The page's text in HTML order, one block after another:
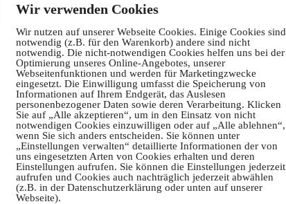
Wir verwenden Cookies
Wir nutzen auf unserer Webseite Cookies. Einige Cookies sind
notwendig (z.B. für den Warenkorb) andere sind nicht
notwendig. Die nicht-notwendigen Cookies helfen uns bei der
Optimierung unseres Online-Angebotes, unserer
Webseitenfunktionen und werden für Marketingzwecke
eingesetzt. Die Einwilligung umfasst die Speicherung von
Informationen auf Ihrem Endgerät, das Auslesen
personenbezogener Daten sowie deren Verarbeitung. Klicken
Sie auf „Alle akzeptieren“, um in den Einsatz von nicht
notwendigen Cookies einzuwilligen oder auf „Alle ablehnen“,
wenn Sie sich anders entscheiden. Sie können unter
„Einstellungen verwalten“ detaillierte Informationen der von
uns eingesetzten Arten von Cookies erhalten und deren
Einstellungen aufrufen. Sie können die Einstellungen jederzeit
aufrufen und Cookies auch nachträglich jederzeit abwählen
(z.B. in der Datenschutzerklärung oder unten auf unserer
Webseite).